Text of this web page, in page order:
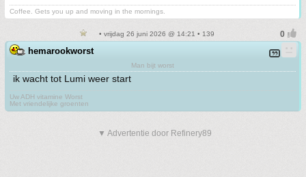
Coffee. Gets you up and moving in the mornings.
• vrijdag 26 juni 2026 @ 14:21 • 139
hemarookworst
Man bijt worst
ik wacht tot Lumi weer start
Uw ADH vitamine Worst
Met vriendelijke groenten
▼ Advertentie door Refinery89